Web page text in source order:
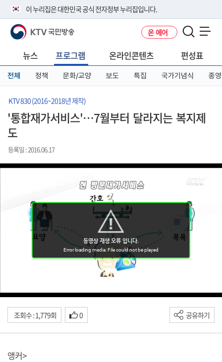
이 누리집은 대한민국 공식 전자정부 누리집입니다.
공식 누리집 주소 확인하기
니다.
이밖에 or.kr 또는 .kr등 다른 도메인 주소를 사용하고 있다면 아래 URL에
서 도메인 주소를 확인해 보세요
KTV 국민방송 온 에어
뉴스 프로그램 온라인콘텐츠 편성표
전체 정책 문화/교양 보도 특집 국가기념식 종영
KTV 830 (2016~2018년 제작)
'통합재가서비스'…7월부터 달라지는 복지제
도
등록일 : 2016.06.17
조회수 : 1,779회 0 공유하기
앵커>